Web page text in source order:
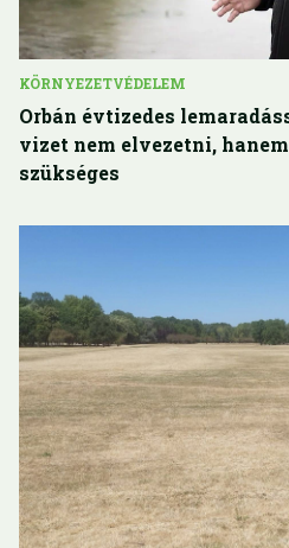
KÖRNYEZETVÉDELEM
Orbán évtizedes
vizet nem elvezetni,
szükséges